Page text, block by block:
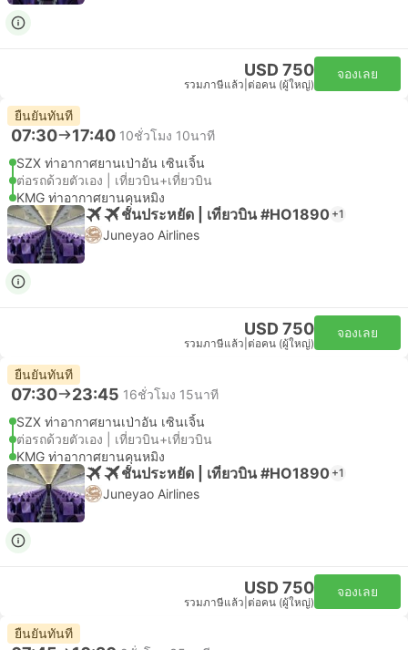
USD 750
รวมภาษีแล้ว ต่อคน (ผู้ใหญ่)
จองเลย
ยืนยันทันที
07:30 17:40 10ชั่วโมง 10นาที
SZX ท่าอากาศยานเป่าอัน เซินเจิ้น
ต่อรถด้วยตัวเอง | เที่ยวบิน+เที่ยวบิน
KMG ท่าอากาศยานคุนหมิง
ชั้นประหยัด | เที่ยวบิน #HO1890 +1
Juneyao Airlines
USD 750
รวมภาษีแล้ว ต่อคน (ผู้ใหญ่)
จองเลย
ยืนยันทันที
07:30 23:45 16ชั่วโมง 15นาที
SZX ท่าอากาศยานเป่าอัน เซินเจิ้น
ต่อรถด้วยตัวเอง | เที่ยวบิน+เที่ยวบิน
KMG ท่าอากาศยานคุนหมิง
ชั้นประหยัด | เที่ยวบิน #HO1890 +1
Juneyao Airlines
USD 750
รวมภาษีแล้ว ต่อคน (ผู้ใหญ่)
จองเลย
ยืนยันทันที